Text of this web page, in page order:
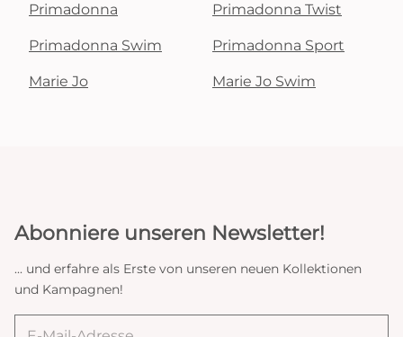
Primadonna Primadonna Twist
Primadonna Swim Primadonna Sport
Marie Jo Marie Jo Swim
Abonniere unseren Newsletter!
... und erfahre als Erste von unseren neuen Kollektionen
und Kampagnen!